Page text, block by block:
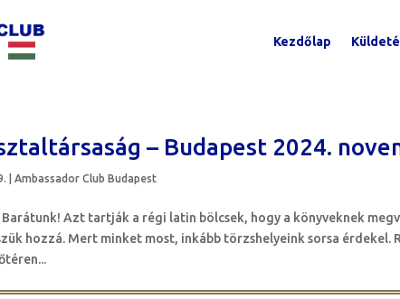
Kezdőlap
– Budapest 2024.
|Ambassador Club Budapest
Azt tartják a régi latin bölcsek, hogy a könyveknek
hozzá. Mert minket most, inkább törzshelyeink sorsa érdekel.